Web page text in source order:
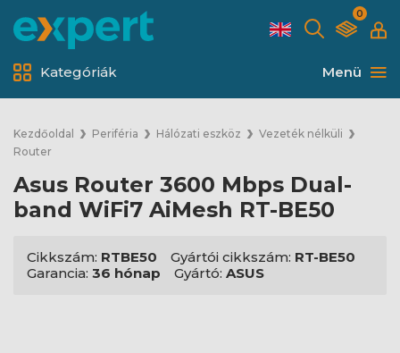
0
Menü
Kategóriák
Kezdőoldal Periféria Hálózati eszköz
Vezeték nélküli
Router
Asus Router 3600 Mbps Dual-
band WiFi7 AiMesh RT-BE50
Cikkszám: RTBE50 Gyártói cikkszám: RT-BE50
Garancia: 36 hónap Gyártó: ASUS